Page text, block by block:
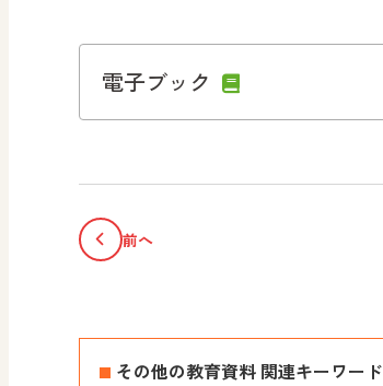
電子ブック
前へ
その他の教育資料 関連キーワード